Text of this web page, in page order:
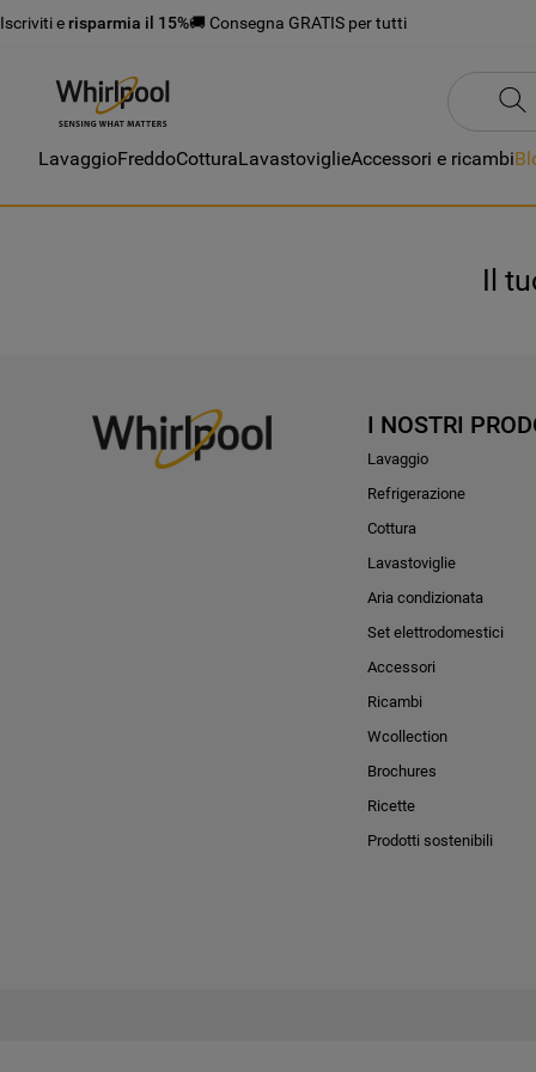
Iscriviti e risparmia il 15%🚚 Consegna GRATIS per tutti
LavaggioFreddoCotturaLavastoviglieAccessori e ricambi
Il
I NOSTRI
Lavaggio
Refrigerazione
Cottura
Lavastoviglie
Aria condizionata
Set elettrodomestici
Accessori
Ricambi
Wcollection
Brochures
Ricette
Prodotti sostenibili